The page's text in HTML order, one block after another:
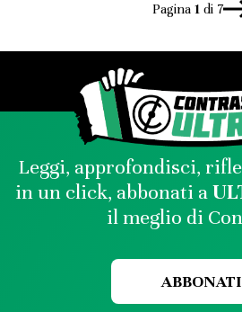
Pagina 1di 7
Leggi, approfondisci,
in un click, abbonati a
il meglio di
ABBONATI